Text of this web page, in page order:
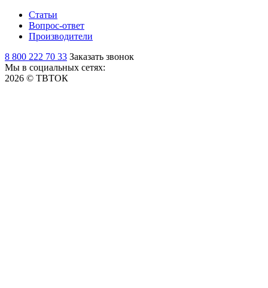
Статьи
Вопрос-ответ
Производители
8 800 222 70 33 Заказать звонок
Мы в социальных сетях:
2026 © ТВТОК